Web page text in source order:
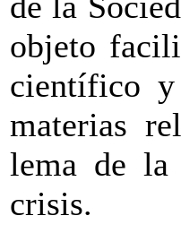
objeto
científico y
materias
lema de la
crisis.